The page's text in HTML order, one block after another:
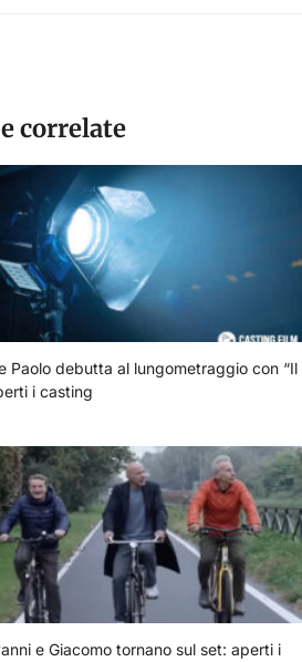
correlate
Paolo debutta al lungometraggio con “Il
i casting
e Giacomo tornano sul set: aperti i